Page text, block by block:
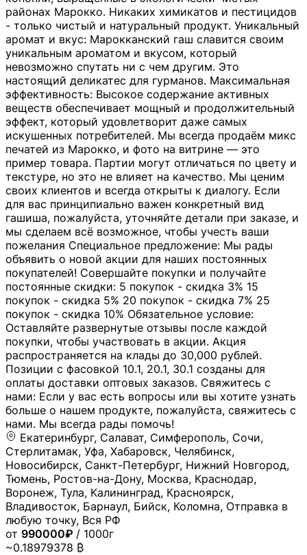
районах Марокко. Никаких химикатов и пестицидов
- только чистый и натуральный продукт. Уникальный
аромат и вкус: Марокканский гаш славится своим
уникальным ароматом и вкусом, который
невозможно спутать ни с чем другим. Это
настоящий деликатес для гурманов. Максимальная
эффективность: Высокое содержание активных
веществ обеспечивает мощный и продолжительный
эффект, который удовлетворит даже самых
искушенных потребителей. Мы всегда продаём микс
печатей из Марокко, и фото на витрине — это
пример товара. Партии могут отличаться по цвету и
текстуре, но это не влияет на качество. Мы ценим
своих клиентов и всегда открыты к диалогу. Если
для вас принципиально важен конкретный вид
гашиша, пожалуйста, уточняйте детали при заказе, и
мы сделаем всё возможное, чтобы учесть ваши
пожелания Специальное предложение: Мы рады
объявить о новой акции для наших постоянных
покупателей! Совершайте покупки и получайте
постоянные скидки: 5 покупок - скидка 3% 15
покупок - скидка 5% 20 покупок - скидка 7% 25
покупок - скидка 10% Обязательное условие:
Оставляйте развернутые отзывы после каждой
покупки, чтобы участвовать в акции. Акция
распространяется на клады до 30,000 рублей.
Позиции с фасовкой 10.1, 20.1, 30.1 созданы для
оплаты доставки оптовых заказов. Свяжитесь с
нами: Если у вас есть вопросы или вы хотите узнать
больше о нашем продукте, пожалуйста, свяжитесь с
нами. Мы всегда рады помочь!
Екатеринбург, Салават, Симферополь, Сочи,
Стерлитамак, Уфа, Хабаровск, Челябинск,
Новосибирск, Санкт-Петербург, Нижний Новгород,
Тюмень, Ростов-на-Дону, Москва, Краснодар,
Воронеж, Тула, Калининград, Красноярск,
Владивосток, Барнаул, Бийск, Коломна, Отправка в
любую точку, Вся РФ
от 990000₽ / 1000г
~0.18979378 ₿